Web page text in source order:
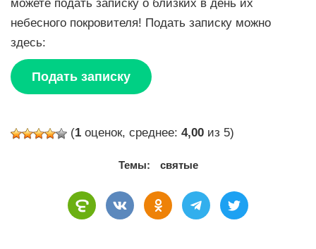
можете подать записку о близких в день их
небесного покровителя! Подать записку можно
здесь:
Подать записку
(1 оценок, среднее: 4,00 из 5)
Темы: святые